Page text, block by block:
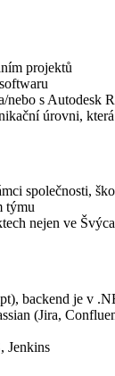
projektů
nebo s Autodesk
úrovni,
společnosti,
týmu
nejen ve
backend je v
(Jira,
Jenkins